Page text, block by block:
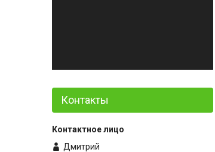
Контакты
Дмитрий